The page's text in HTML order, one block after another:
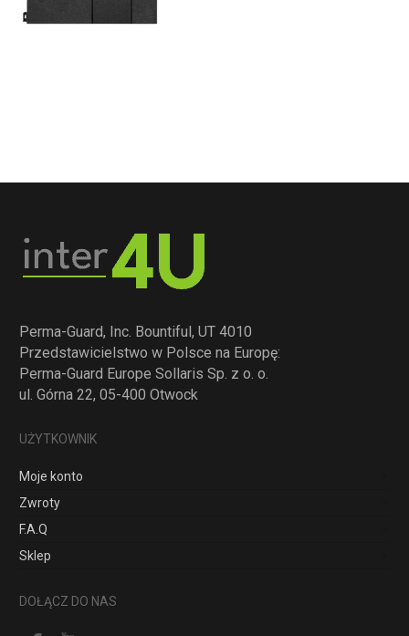
Perma-Guard, Inc. Bountiful, UT 4010
Przedstawicielstwo w Polsce na Europę:
Perma-Guard Europe Sollaris Sp. z o. o.
ul. Górna 22, 05-400 Otwock
UŻYTKOWNIK
Moje konto
Zwroty
F.A.Q
Sklep
DOŁĄCZ DO NAS